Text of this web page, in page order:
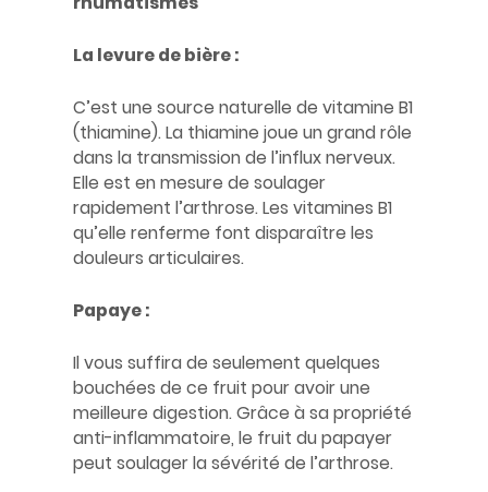
La levure de bière :
C’est une source naturelle de vitamine B1
(thiamine). La thiamine joue un grand rôle
dans la transmission de l’influx nerveux.
Elle est en mesure de soulager
rapidement l’arthrose. Les vitamines B1
qu’elle renferme font disparaître les
douleurs articulaires.
Papaye :
Il vous suffira de seulement quelques
bouchées de ce fruit pour avoir une
meilleure digestion. Grâce à sa propriété
anti-inflammatoire, le fruit du papayer
peut soulager la sévérité de l’arthrose.